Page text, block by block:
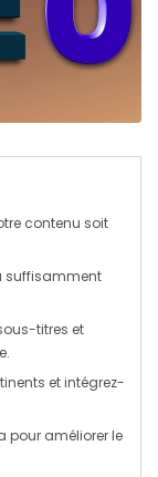
contenu soit
suffisamment
titres et
et intégrez-
pour améliorer le